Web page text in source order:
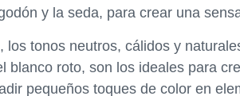
y la seda, para crear una
los tonos neutros, cálidos y
blanco roto, son los ideales para
pequeños toques de color en